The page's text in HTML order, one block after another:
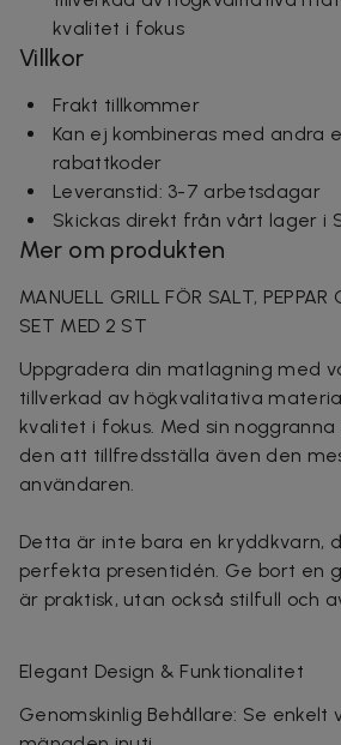
kvalitet i fokus
Villkor
Frakt tillkommer
Kan ej kombineras med andra
rabattkoder
Leveranstid: 3-7 arbetsdagar
Skickas direkt från vårt lager i
Mer om produkten
MANUELL GRILL FÖR SALT, PEPPAR
SET MED 2 ST
Uppgradera din matlagning med
tillverkad av högkvalitativa
kvalitet i fokus. Med sin
den att tillfredsställa även den
användaren.
Detta är inte bara en kryddkvarn,
perfekta presentidén. Ge bort en
är praktisk, utan också stilfull och
Elegant Design & Funktionalitet
Genomskinlig Behållare: Se enkelt